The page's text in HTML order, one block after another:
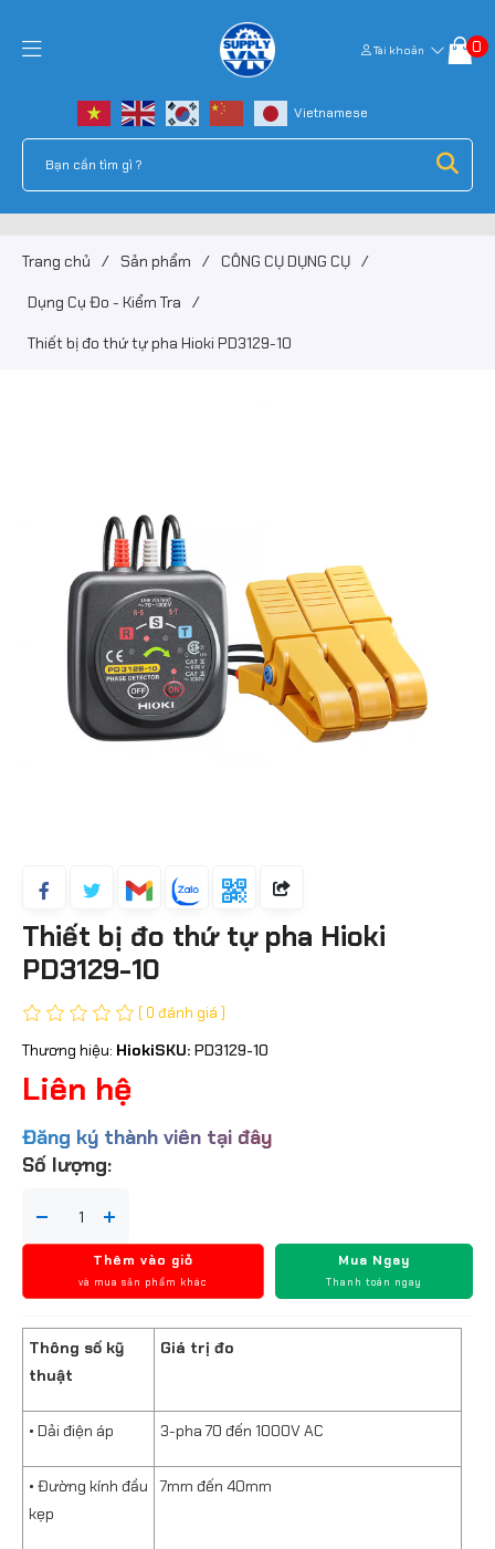
Tài khoản 0
Trang chủ / Sản phẩm / CÔNG CỤ DỤNG CỤ /
Dụng Cụ Đo - Kiểm Tra /
Thiết bị đo thứ tự pha Hioki PD3129-10
Thiết bị đo thứ tự pha Hioki
PD3129-10
( 0 đánh giá )
Thương hiệu: HiokiSKU: PD3129-10
Liên hệ
Đăng ký thành viên tại đây
Số lượng:
Thêm vào giỏ
và mua sản phẩm khác
Mua Ngay
Thanh toán ngay
Thông số kỹ
thuật
Giá trị đo
• Dải điện áp 3-pha 70 đến 1000V AC
• Đường kính đầu
kẹp
7mm đến 40mm